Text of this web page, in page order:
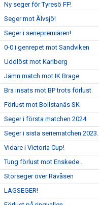
Ny seger för Tyresö FF!
Seger mot Älvsjö!
Seger i seriepremiären!
0-0 i genrepet mot Sandviken
Uddlöst mot Karlberg
Jämn match mot IK Brage
Bra insats mot BP trots förlust
Förlust mot Bollstanäs SK
Seger i första matchen 2024
Seger i sista seriematchen 2023.
Vidare i Victoria Cup!
Tung förlust mot Enskede..
Storseger över Rävåsen
LAGSEGER!